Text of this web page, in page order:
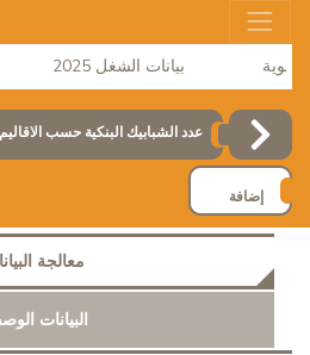
بيانات الشغل 2025
عدد الشبابيك البنكية حسب
إضافة
معالجة
البيانات